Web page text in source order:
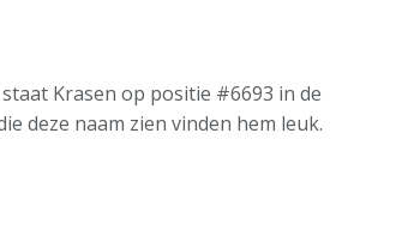
Krasen op positie #6693 in de
deze naam zien vinden hem leuk.